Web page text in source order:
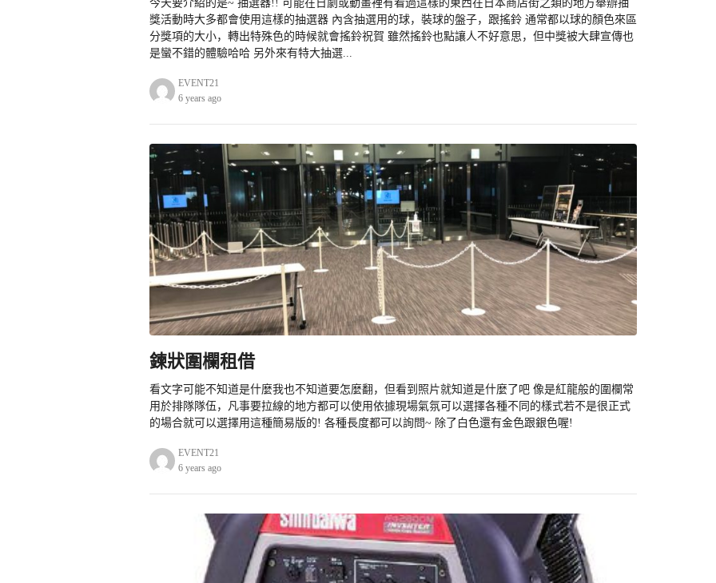
今天要介紹的是~ 抽選器!! 可能在日劇或動畫裡有看過這樣的東西在日本商店街之類的地方舉辦抽
獎活動時大多都會使用這樣的抽選器 內含抽選用的球，裝球的盤子，跟搖鈴 通常都以球的顏色來區
分獎項的大小，轉出特殊色的時候就會搖鈴祝賀 雖然搖鈴也點讓人不好意思，但中獎被大肆宣傳也
是蠻不錯的體驗哈哈 另外來有特大抽選...
EVENT21
6 years ago
鍊狀圍欄租借
看文字可能不知道是什麼我也不知道要怎麼翻，但看到照片就知道是什麼了吧 像是紅龍般的圍欄常
用於排隊隊伍，凡事要拉線的地方都可以使用依據現場氣氛可以選擇各種不同的樣式若不是很正式
的場合就可以選擇用這種簡易版的! 各種長度都可以詢問~ 除了白色還有金色跟銀色喔!
EVENT21
6 years ago